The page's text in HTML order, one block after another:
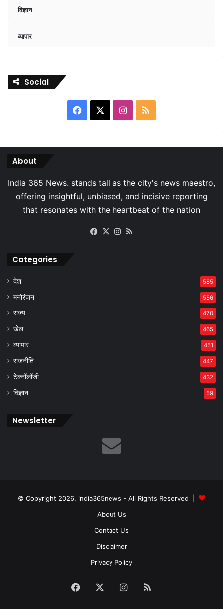
विज्ञान
व्यापार
Social
Facebook Instagram
RSS
About
Facebook
X Instagram
Categories
देश 585
मनोरंजन 556
राज्य 470
खेल 465
व्यापार 451
राजनीति 447
टेक्नॉलॉजी 432
विज्ञान 59
Newsletter
© Copyright 2026, india365news - All Rights Reserved |
About Us
Contact Us
Disclaimer
Privacy Policy
Facebook Instagram
RSS